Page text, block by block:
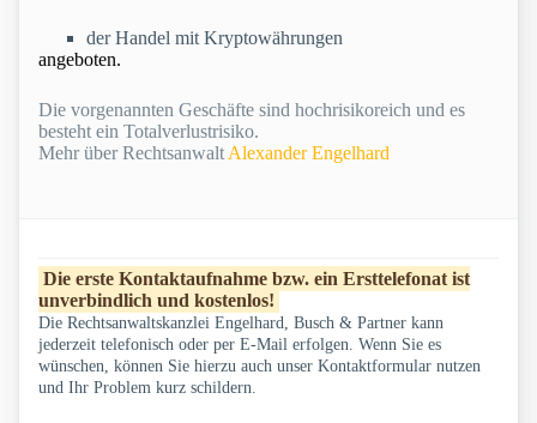
der Handel mit Kryptowährungen
angeboten.
Die vorgenannten Geschäfte sind hochrisikoreich und es
besteht ein Totalverlustrisiko.
Mehr über Rechtsanwalt Alexander Engelhard
Die erste Kontaktaufnahme bzw. ein Ersttelefonat ist
unverbindlich und kostenlos!
Die Rechtsanwaltskanzlei Engelhard, Busch & Partner kann
jederzeit telefonisch oder per E-Mail erfolgen. Wenn Sie es
wünschen, können Sie hierzu auch unser Kontaktformular nutzen
und Ihr Problem kurz schildern.